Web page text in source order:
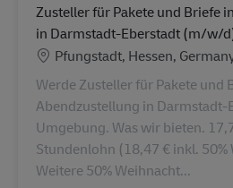
Zusteller für Pakete und Briefe
in Darmstadt-Eberstadt (m/w/
Location
Pfungstadt, Hessen,
Werde Zusteller für Pakete und
Abendzustellung in Darmstadt-
Umgebung. Was wir bieten.
Stundenlohn (18,47 € inkl.
Weitere 50% Weihnacht...